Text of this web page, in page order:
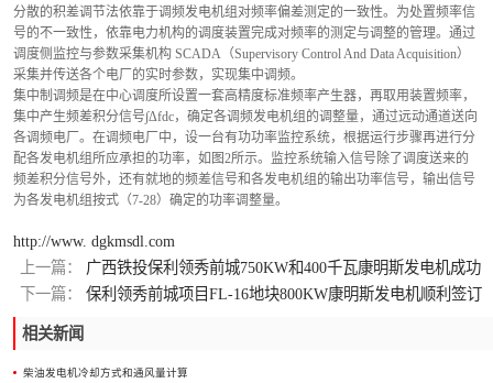
分散的积差调节法依靠于调频发电机组对频率偏差测定的一致性。为处置频率信
号的不一致性，依靠电力机构的调度装置完成对频率的测定与调整的管理。通过
调度侧监控与参数采集机构 SCADA（Supervisory Control And Data Acquisition）
采集并传送各个电厂的实时参数，实现集中调频。
集中制调频是在中心调度所设置一套高精度标准频率产生器，再取用装置频率，
集中产生频差积分信号∫Δfdc，确定各调频发电机组的调整量，通过远动通道送向
各调频电厂。在调频电厂中，设一台有功功率监控系统，根据运行步骤再进行分
配各发电机组所应承担的功率，如图2所示。监控系统输入信号除了调度送来的
频差积分信号外，还有就地的频差信号和各发电机组的输出功率信号，输出信号
为各发电机组按式（7-28）确定的功率调整量。
http://www. dgkmsdl.com
上一篇：
广西铁投保利领秀前城750KW和400千瓦康明斯发电机成功
签订
下一篇： 保利领秀前城项目FL-16地块800KW康明斯发电机顺利签订
相关新闻
柴油发电机冷却方式和通风量计算